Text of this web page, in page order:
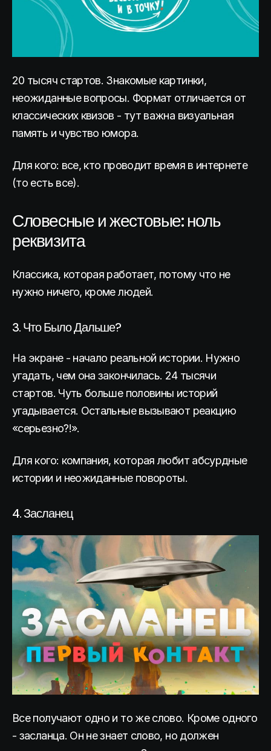
20 тысяч стартов. Знакомые картинки,
неожиданные вопросы. Формат отличается от
классических квизов - тут важна визуальная
память и чувство юмора.
Для кого: все, кто проводит время в интернете
(то есть все).
Словесные и жестовые: ноль
реквизита
Классика, которая работает, потому что не
нужно ничего, кроме людей.
3. Что Было Дальше?
На экране - начало реальной истории. Нужно
угадать, чем она закончилась. 24 тысячи
стартов. Чуть больше половины историй
угадывается. Остальные вызывают реакцию
«серьезно?!».
Для кого: компания, которая любит абсурдные
истории и неожиданные повороты.
4. Засланец
Все получают одно и то же слово. Кроме одного
- засланца. Он не знает слово, но должен